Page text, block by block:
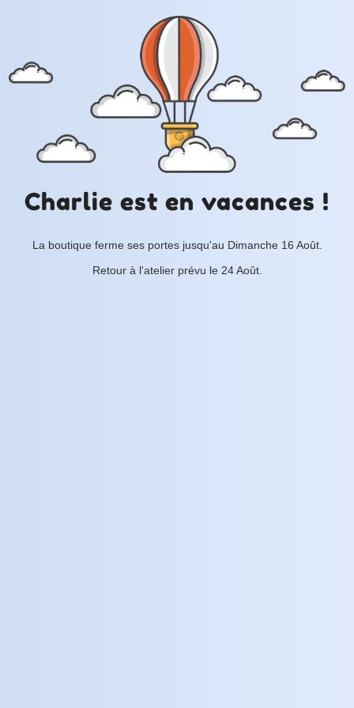
Charlie est en vacances !
La boutique ferme ses portes jusqu'au Dimanche 16 Août.
Retour à l'atelier prévu le 24 Août.